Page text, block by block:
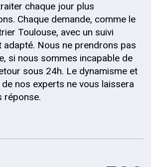
chaque jour plus
Chaque demande, comme le
Toulouse, avec un suivi
adapté. Nous ne prendrons pas
si nous sommes incapable de
sous 24h. Le dynamisme et
nos experts ne vous laissera
réponse.